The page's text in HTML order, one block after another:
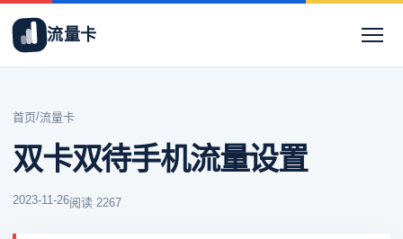
流量卡
首页/流量卡
双卡双待手机流量设置
2023-11-26阅读 2267